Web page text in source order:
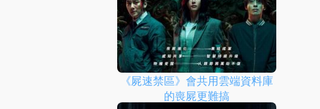
《屍速禁區》會共用雲端資料庫
的喪屍更難搞